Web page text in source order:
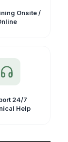
Onsite /
24/7
Help